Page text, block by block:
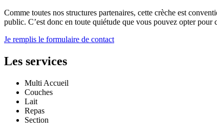
Comme toutes nos structures partenaires, cette crèche est
public. C’est donc en toute quiétude que vous pouvez opter
Je remplis le formulaire de contact
Les services
Multi Accueil
Couches
Lait
Repas
Section